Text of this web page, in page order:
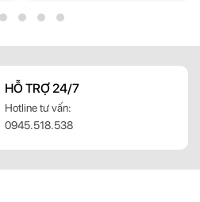
Đen
Điều chỉnh độ nghiêng chúc tivi 12
độ
HỖ TRỢ 24/7
Hotline tư vấn:
0945.518.538